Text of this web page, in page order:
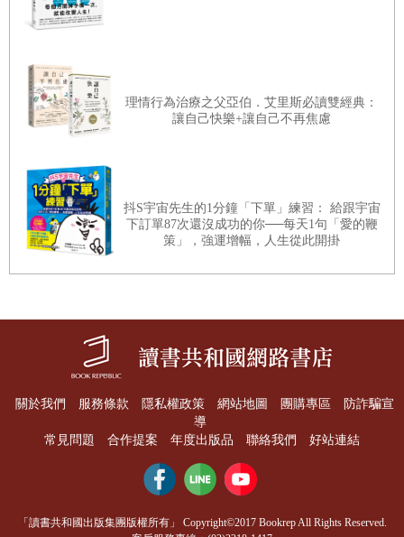
而會讓你在面對結果時，減少不甘與悔恨，多了篤定與勇
回望時，也仍然願意為現在的自己鼓掌。
〈放下煩惱的負累，得到承擔的力量〉
人們常誤以為，好像想得夠多、擔心得夠久，就是負責任的
表現，能謹慎地避免犯錯。但多數時候，不斷煩惱並沒有讓
事態改善，只是讓自己內耗而更加疲憊。
煩惱的本質，往往不是聚焦在思考解方，而是糾結於對未知
的反覆想像。它非常消耗情緒，而且阻礙該有的行動。當一
個人被煩惱纏住，真正該做的事反而會因此停滯，懸著的一
什麼，反而是放下煩惱的負累之後，會得到更多承擔的力
量。當你願意這樣看待人生，原本糾結的情緒就會慢慢鬆
開，你不再急著證明自己選對什麼，也不再害怕做錯哪些決
定，而是開始珍惜那個做出選擇、也願意承擔的自己。
〈每一次取捨，都在累積歷練、勇氣與智慧〉
所有的取捨，表面上在選擇事物，實際上是在決定價值。你
怎麼面對金錢，就反映出你對安全與自由的理解；你怎麼處
理情行為治療之父亞伯．艾里斯必讀雙經典：
讓自己快樂+讓自己不再焦慮
抖S宇宙先生的1分鐘「下單」練習： 給跟宇宙
下訂單87次還沒成功的你──每天1句「愛的鞭
策」，強運增幅，人生從此開掛
關於我們 服務條款 隱私權政策 網站地圖 團購專區
防詐騙宣
導
常見問題
合作提案 年度出版品 聯絡我們 好站連結
「讀書共和國出版集團版權所有」 Copyright©2017 Bookrep All Rights Reserved.